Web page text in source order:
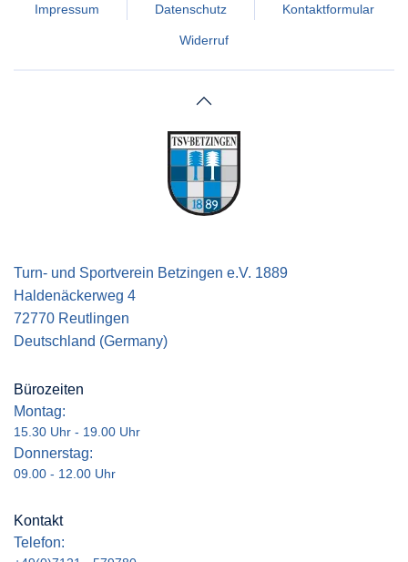
Impressum Datenschutz Kontaktformular
Widerruf
Turn- und Sportverein Betzingen e.V. 1889
Haldenäckerweg 4
72770 Reutlingen
Deutschland (Germany)
Bürozeiten
Montag:
15.30 Uhr - 19.00 Uhr
Donnerstag:
09.00 - 12.00 Uhr
Kontakt
Telefon: